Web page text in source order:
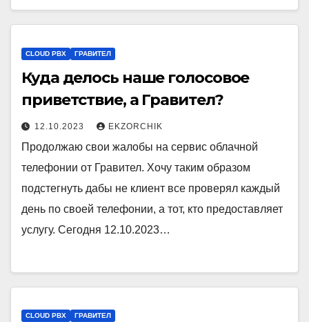
CLOUD PBX ГРАВИТЕЛ
Куда делось наше голосовое
приветствие, а Гравител?
12.10.2023 EKZORCHIK
Продолжаю свои жалобы на сервис облачной
телефонии от Гравител. Хочу таким образом
подстегнуть дабы не клиент все проверял каждый
день по своей телефонии, а тот, кто предоставляет
услугу. Сегодня 12.10.2023…
CLOUD PBX ГРАВИТЕЛ